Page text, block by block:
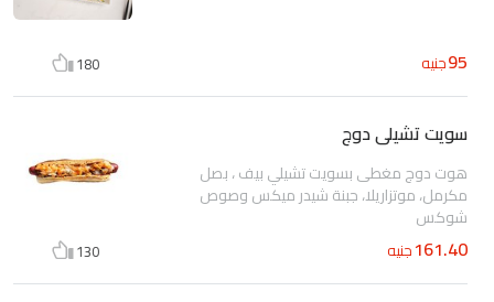
95جنيه 180
سويت تشيلى دوج
هوت دوج مغطى بسويت تشيلي بيف ، بصل
مكرمل، موتزاريلا، جبنة شيدر ميكس وصوص
شوكس
161.40جنيه 130